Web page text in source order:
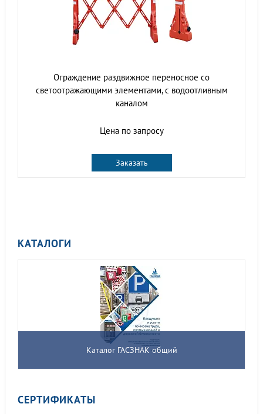
Ограждение раздвижное переносное со
светоотражающими элементами, с водоотливным
каналом
Цена по запросу
Заказать
КАТАЛОГИ
Каталог ГАСЗНАК общий
СЕРТИФИКАТЫ